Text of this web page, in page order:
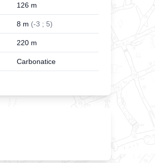
126 m
8 m (-3 ; 5)
220 m
Carbonatice